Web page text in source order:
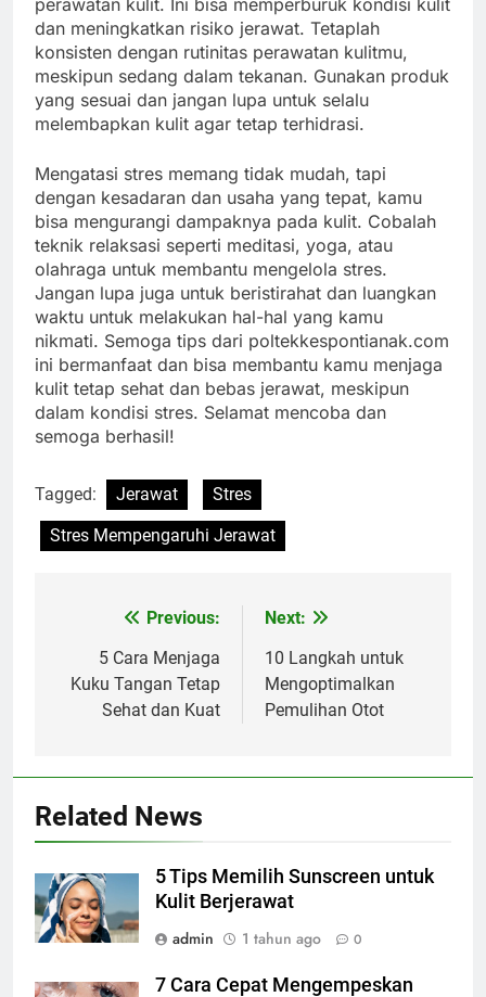
dan meningkatkan risiko jerawat. Tetaplah
konsisten dengan rutinitas perawatan kulitmu,
meskipun sedang dalam tekanan. Gunakan produk
yang sesuai dan jangan lupa untuk selalu
melembapkan kulit agar tetap terhidrasi.
Mengatasi stres memang tidak mudah, tapi
dengan kesadaran dan usaha yang tepat, kamu
bisa mengurangi dampaknya pada kulit. Cobalah
teknik relaksasi seperti meditasi, yoga, atau
olahraga untuk membantu mengelola stres.
Jangan lupa juga untuk beristirahat dan luangkan
waktu untuk melakukan hal-hal yang kamu
nikmati. Semoga tips dari poltekkespontianak.com
ini bermanfaat dan bisa membantu kamu menjaga
kulit tetap sehat dan bebas jerawat, meskipun
dalam kondisi stres. Selamat mencoba dan
semoga berhasil!
Tagged: Jerawat
Stres
Stres Mempengaruhi Jerawat
NavigasiPrevious:
5 Cara Menjaga
Kuku Tangan Tetap
Sehat dan Kuat
Next:
10 Langkah untuk
Mengoptimalkan
Pemulihan Otot
Related News
5 Tips Memilih Sunscreen untuk
Kulit Berjerawat
admin
1 tahun ago 0
7 Cara Cepat Mengempeskan